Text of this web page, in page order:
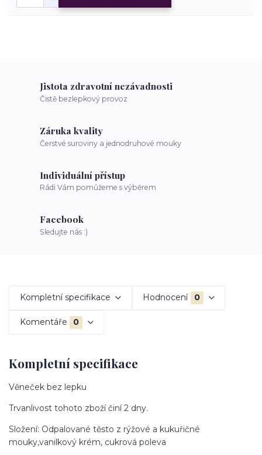
Jistota zdravotní nezávadnosti
Čistě bezlepkový provoz
Záruka kvality
Čerstvé suroviny a jednodruhové mouky
Individuální přístup
Rádi Vám pomůžeme s výběrem
Facebook
Sledujte nás :)
Kompletní specifikace Hodnocení 0
Komentáře 0
Kompletní specifikace
Věneček bez lepku
Trvanlivost tohoto zboží činí 2 dny.
Složení: Odpalované těsto z rýžové a kukuřičné
mouky,vanilkový krém, cukrová poleva